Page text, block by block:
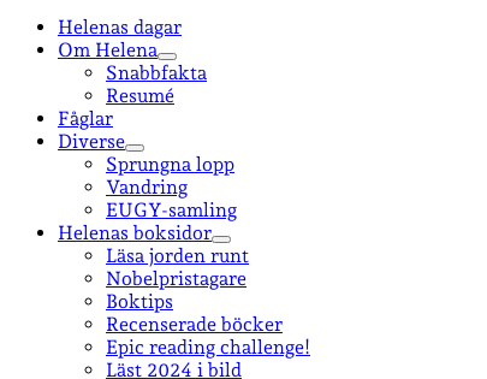
Helenas dagar
Om Helena
öppna
undermeny
Snabbfakta
Resumé
Fåglar
Diverse
öppna
undermeny
Sprungna lopp
Vandring
EUGY-samling
Helenas boksidor
öppna
undermeny
Läsa jorden runt
Nobelpristagare
Boktips
Recenserade böcker
Epic reading challenge!
Läst 2024 i bild